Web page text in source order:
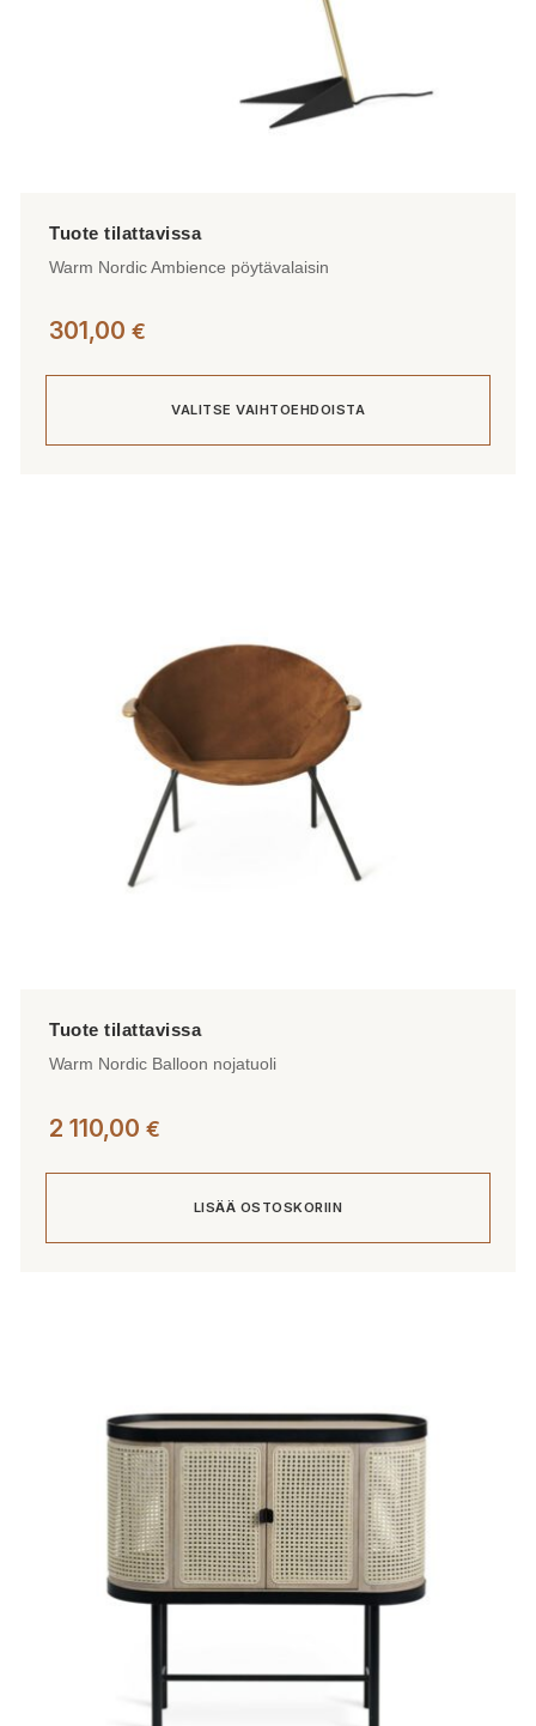
Warm Nordic Ambience pöytävalaisin
301,00 €
VALITSE VAIHTOEHDOISTA
Warm Nordic Balloon nojatuoli
2 110,00 €
LISÄÄ OSTOSKORIIN